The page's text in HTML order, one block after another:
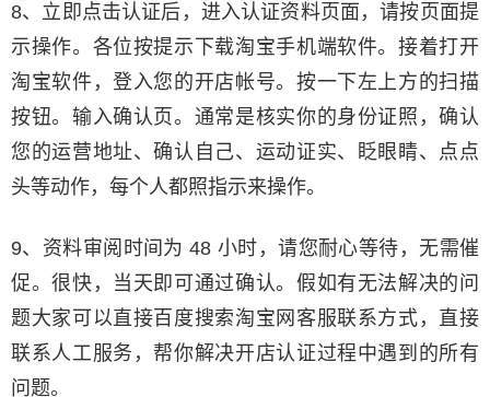
8、立即点击认证后，进入认证资料页面，请按页面提
示操作。各位按提示下载淘宝手机端软件。接着打开
淘宝软件，登入您的开店帐号。按一下左上方的扫描
按钮。输入确认页。通常是核实你的身份证照，确认
您的运营地址、确认自己、运动证实、眨眼睛、点点
头等动作，每个人都照指示来操作。
9、资料审阅时间为 48 小时，请您耐心等待，无需催
促。很快，当天即可通过确认。假如有无法解决的问
题大家可以直接百度搜索淘宝网客服联系方式，直接
联系人工服务，帮你解决开店认证过程中遇到的所有
问题。